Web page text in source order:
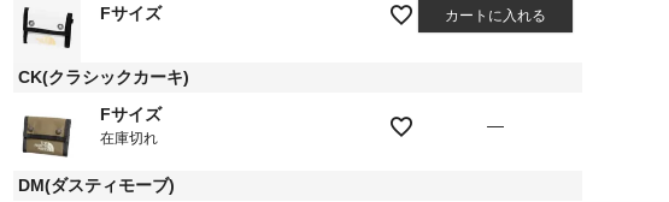
Fサイズ カートに入れる
CK(クラシックカーキ)
Fサイズ
在庫切れ
—
DM(ダスティモーブ)